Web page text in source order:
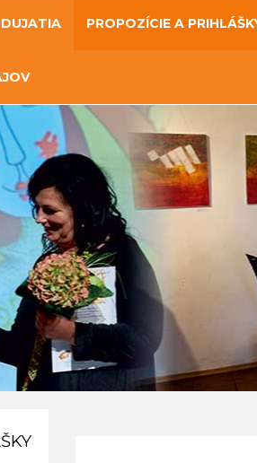
PROPOZÍCIE A